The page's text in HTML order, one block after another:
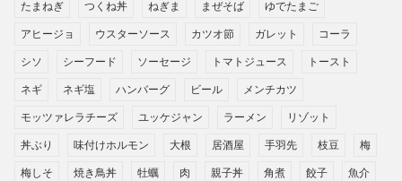
たまねぎ つくね丼 ねぎま まぜそば ゆでたまご
アヒージョ ウスターソース カツオ節 ガレット コーラ
シソ シーフード ソーセージ トマトジュース トースト
ネギ ネギ塩 ハンバーグ ビール メンチカツ
モッツァレラチーズ ユッケジャン ラーメン リゾット
丼ぶり 味付けホルモン 大根 居酒屋 手羽先 枝豆 梅
梅しそ 焼き鳥丼 牡蠣 肉 親子丼 角煮 餃子 魚介